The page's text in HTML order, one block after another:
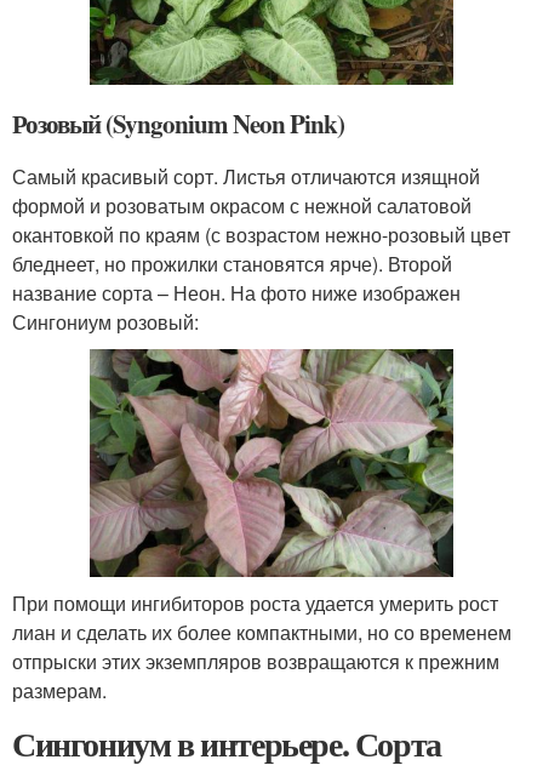
Розовый (Syngonium Neon Pink)
Самый красивый сорт. Листья отличаются изящной
формой и розоватым окрасом с нежной салатовой
окантовкой по краям (с возрастом нежно-розовый цвет
бледнеет, но прожилки становятся ярче). Второй
название сорта – Неон. На фото ниже изображен
Сингониум розовый:
При помощи ингибиторов роста удается умерить рост
лиан и сделать их более компактными, но со временем
отпрыски этих экземпляров возвращаются к прежним
размерам.
Сингониум в интерьере. Сорта